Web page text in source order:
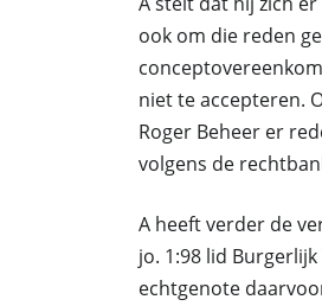
ook om die reden
niet te accepteren.
Roger Beheer er
volgens de
A heeft verder de
jo. 1:98 lid
echtgenote